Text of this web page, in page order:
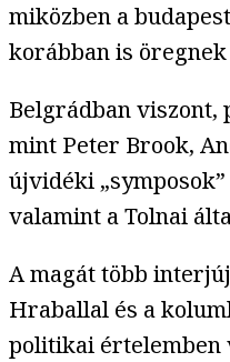
miközben a
korábban is
Belgrádban viszont,
mint Peter Brook,
újvidéki
valamint a Tolnai
A magát több
Hraballal és a
politikai értelemben